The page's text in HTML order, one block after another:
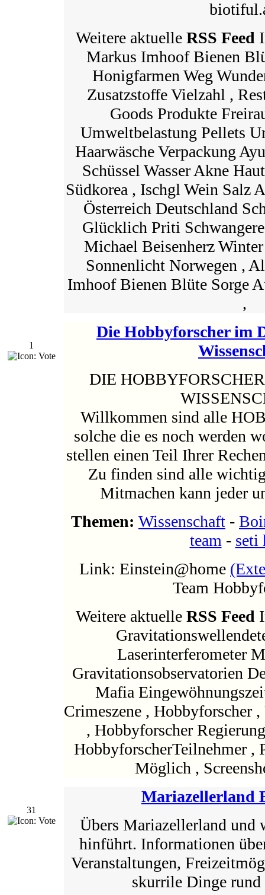
Weitere aktuelle RSS Feed
Markus Imhoof Bienen
Honigfarmen Weg
Zusatzstoffe Vielzahl ,
Goods Produkte
Umweltbelastung Pellets
Haarwäsche Verpackung
Schüssel Wasser Akne
Südkorea , Ischgl Wein Salz
Österreich Deutschland
Glücklich Priti
Michael Beisenherz
Sonnenlicht Norwegen ,
Imhoof Bienen Blüte Sorge
,
1
Die Hobbyforscher im
DIE
Willkommen sind alle
solche die es noch werden
stellen einen Teil Ihrer
Zu finden sind alle
Mitmachen kann jeder
Themen: Wissenschaft -
team - seti
Link: Einstein@home
Team
Weitere aktuelle RSS Feed
Laserinterferometer
Gravitationsobservatorien
Mafia
Crimeszene , Hobbyforscher
, Hobbyforscher
HobbyforscherTeilnehmer ,
Möglich ,
31
Mariazellerland
Übers Mariazellerland und
hinführt. Informationen
Veranstaltungen,
skurrile Dinge